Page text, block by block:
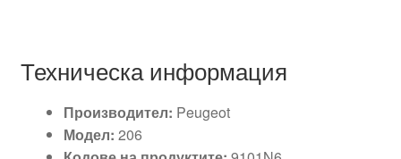
Техническа информация
Производител: Peugeot
Модел: 206